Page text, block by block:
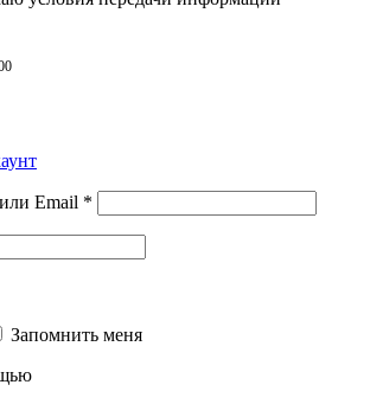
Email *
Запомнить меня